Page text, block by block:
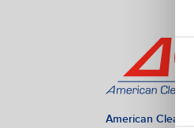
American